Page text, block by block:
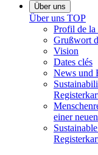
Über uns
Über uns TOP
Profil de la
Grußwort
Vision
Dates clés
News und
einer